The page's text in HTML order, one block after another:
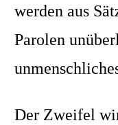
werden aus
Parolen
Der Zweifel